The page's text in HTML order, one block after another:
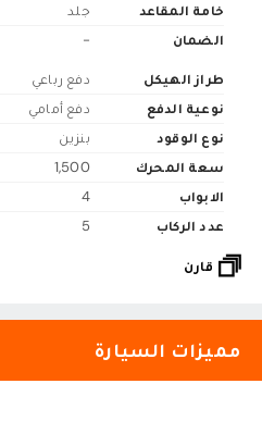
خامة المقاعد
جلد
الضمان
-
طراز الهيكل
دفع رباعي
نوعية الدفع
دفع أمامي
نوع الوقود
بنزين
سعة المحرك
1,500
الابواب
4
عدد الركاب
5
قارن
مميزات السيارة